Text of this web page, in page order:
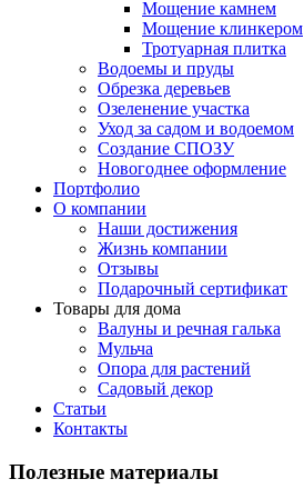
Мощение камнем
Мощение клинкером
Тротуарная плитка
Водоемы и пруды
Обрезка деревьев
Озеленение участка
Уход за садом и водоемом
Создание СПОЗУ
Новогоднее оформление
Портфолио
О компании
Наши достижения
Жизнь компании
Отзывы
Подарочный сертификат
Товары для дома
Валуны и речная галька
Мульча
Опора для растений
Садовый декор
Статьи
Контакты
Полезные материалы